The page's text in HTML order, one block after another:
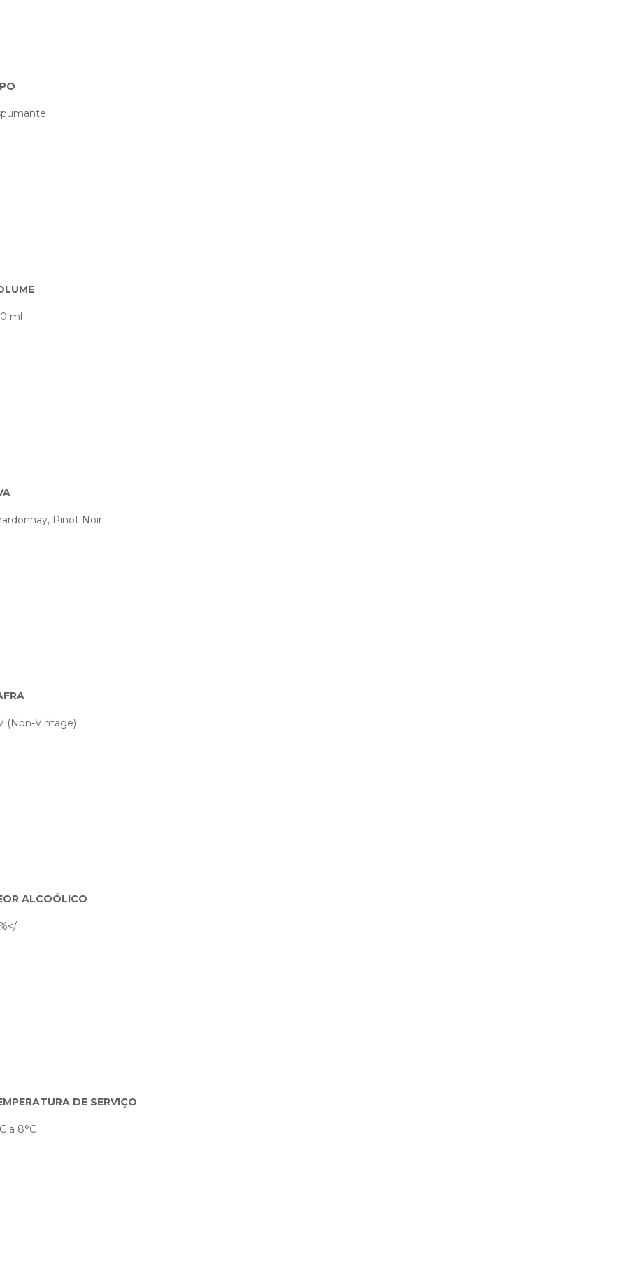
ml
Pinot Noir
(Non-Vintage)
ALCOÓLICO
DE SERVIÇO
a 8°C